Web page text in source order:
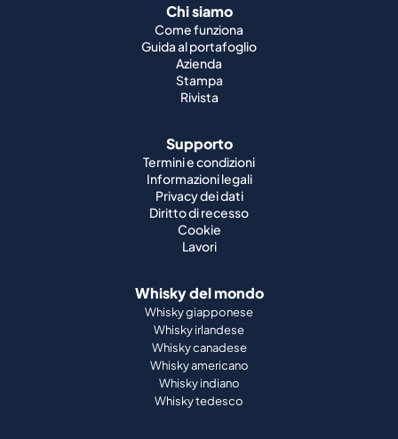
Chi siamo
Come funziona
Guida al portafoglio
Azienda
Stampa
Rivista
Supporto
Termini e condizioni
Informazioni legali
Privacy dei dati
Diritto di recesso
Cookie
Lavori
Whisky del mondo
Whisky giapponese
Whisky irlandese
Whisky canadese
Whisky americano
Whisky indiano
Whisky tedesco